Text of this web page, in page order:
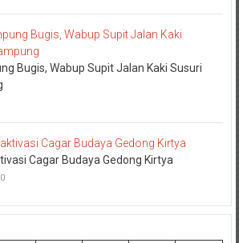
Bugis, Wabup Supit Jalan Kaki Susuri
Cagar Budaya Gedong Kirtya
0